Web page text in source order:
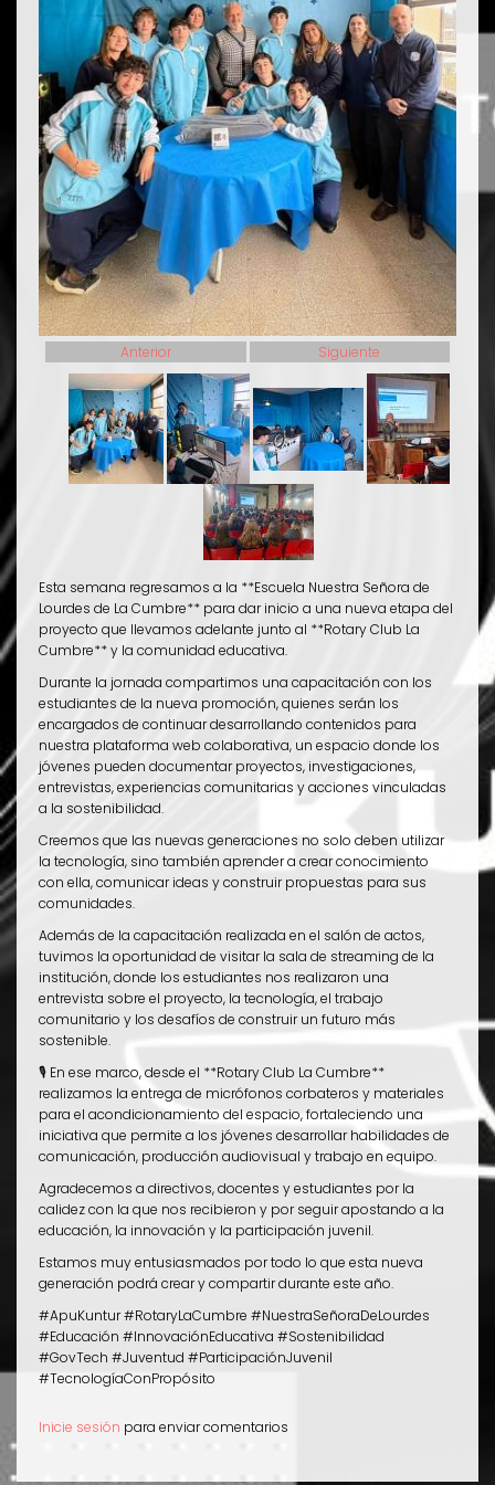
Anterior Siguiente
Esta semana regresamos a la **Escuela Nuestra Señora de
Lourdes de La Cumbre** para dar inicio a una nueva etapa del
proyecto que llevamos adelante junto al **Rotary Club La
Cumbre** y la comunidad educativa.
Durante la jornada compartimos una capacitación con los
estudiantes de la nueva promoción, quienes serán los
encargados de continuar desarrollando contenidos para
nuestra plataforma web colaborativa, un espacio donde los
jóvenes pueden documentar proyectos, investigaciones,
entrevistas, experiencias comunitarias y acciones vinculadas
a la sostenibilidad.
Creemos que las nuevas generaciones no solo deben utilizar
la tecnología, sino también aprender a crear conocimiento
con ella, comunicar ideas y construir propuestas para sus
comunidades.
Además de la capacitación realizada en el salón de actos,
tuvimos la oportunidad de visitar la sala de streaming de la
institución, donde los estudiantes nos realizaron una
entrevista sobre el proyecto, la tecnología, el trabajo
comunitario y los desafíos de construir un futuro más
sostenible.
🎙️ En ese marco, desde el **Rotary Club La Cumbre**
realizamos la entrega de micrófonos corbateros y materiales
para el acondicionamiento del espacio, fortaleciendo una
iniciativa que permite a los jóvenes desarrollar habilidades de
comunicación, producción audiovisual y trabajo en equipo.
Agradecemos a directivos, docentes y estudiantes por la
calidez con la que nos recibieron y por seguir apostando a la
educación, la innovación y la participación juvenil.
Estamos muy entusiasmados por todo lo que esta nueva
generación podrá crear y compartir durante este año.
#ApuKuntur #RotaryLaCumbre #NuestraSeñoraDeLourdes
#Educación #InnovaciónEducativa #Sostenibilidad
#GovTech #Juventud #ParticipaciónJuvenil
#TecnologíaConPropósito
Inicie sesión para enviar comentarios